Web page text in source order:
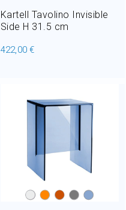
Kartell Tavolino Invisible
Side H 31.5 cm
422,00 €